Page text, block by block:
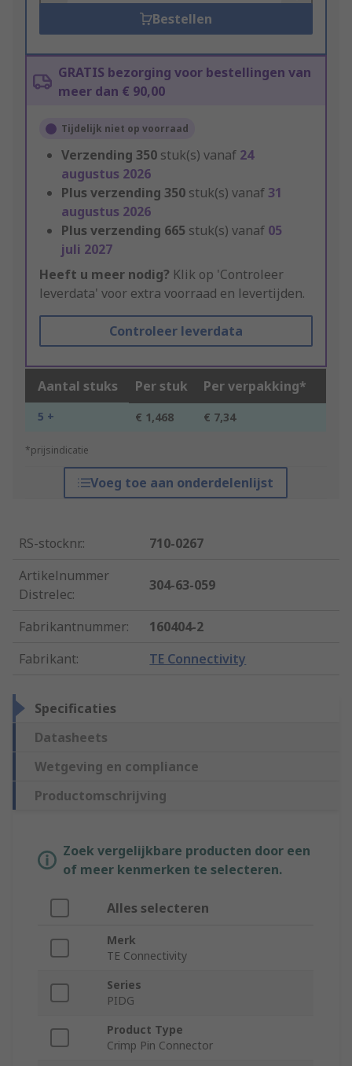
Bestellen
GRATIS bezorging voor bestellingen van
meer dan € 90,00
Tijdelijk niet op voorraad
Verzending 350 stuk(s) vanaf 24
augustus 2026
Plus verzending 350 stuk(s) vanaf31
augustus 2026
Plus verzending 665 stuk(s) vanaf 05
juli 2027
Heeft u meer nodig? Klik op 'Controleer
leverdata' voor extra voorraad en levertijden.
Controleer leverdata
Aantal stuks Per stuk Per verpakking*
5 + € 1,468 € 7,34
*prijsindicatie
Voeg toe aan onderdelenlijst
RS-stocknr.:
710-0267
Artikelnummer
Distrelec:
304-63-059
Fabrikantnummer:
160404-2
Fabrikant: TE Connectivity
Specificaties
Datasheets
Wetgeving en compliance
Productomschrijving
Zoek vergelijkbare producten door een
of meer kenmerken te selecteren.
Alles selecteren
Merk
TE Connectivity
Series
PIDG
Product Type
Crimp Pin Connector